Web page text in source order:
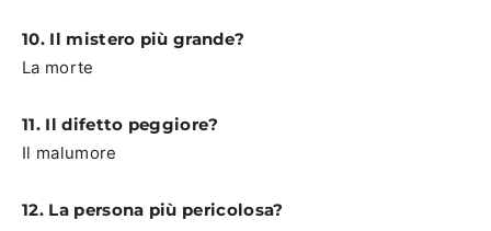
10. Il mistero più grande?
La morte
11. Il difetto peggiore?
Il malumore
12. La persona più pericolosa?